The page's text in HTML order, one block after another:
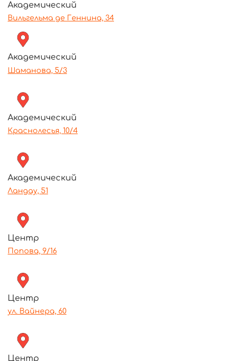
Академический
Вильгельма де Геннина, 34
Академический
Шаманова, 5/3
Академический
Краснолесья, 10/4
Академический
Ландау, 51
Центр
Попова, 9/16
Центр
ул. Вайнера, 60
Центр